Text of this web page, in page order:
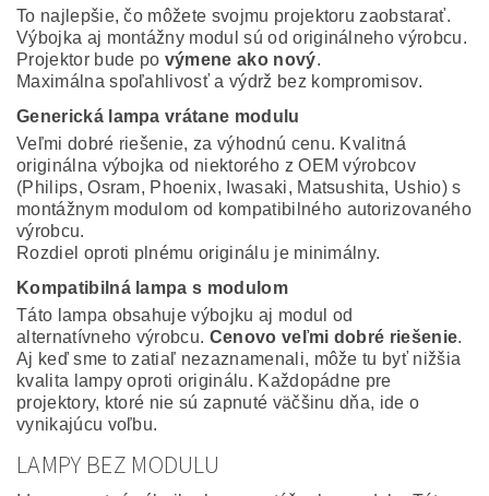
To najlepšie, čo môžete svojmu projektoru zaobstarať.
Výbojka aj montážny modul sú od originálneho výrobcu.
Projektor bude po výmene ako nový.
Maximálna spoľahlivosť a výdrž bez kompromisov.
Generická lampa vrátane modulu
Veľmi dobré riešenie, za výhodnú cenu. Kvalitná
originálna výbojka od niektorého z OEM výrobcov
(Philips, Osram, Phoenix, Iwasaki, Matsushita, Ushio) s
montážnym modulom od kompatibilného autorizovaného
výrobcu.
Rozdiel oproti plnému originálu je minimálny.
Kompatibilná lampa s modulom
Táto lampa obsahuje výbojku aj modul od
alternatívneho výrobcu. Cenovo veľmi dobré riešenie.
Aj keď sme to zatiaľ nezaznamenali, môže tu byť nižšia
kvalita lampy oproti originálu. Každopádne pre
projektory, ktoré nie sú zapnuté väčšinu dňa, ide o
vynikajúcu voľbu.
LAMPY BEZ MODULU